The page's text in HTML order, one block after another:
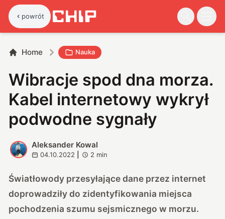
powrót
Home Nauka
Wibracje spod dna morza.
Kabel internetowy wykrył
podwodne sygnały
A
Aleksander Kowal
04.10.2022 2 min
Światłowody przesyłające dane przez internet
doprowadziły do zidentyfikowania miejsca
pochodzenia szumu sejsmicznego w morzu.